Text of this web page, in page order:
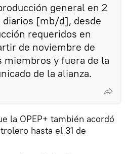
general en 2
[mb/d], desde
requeridos en
de noviembre de
miembros y fuera de la
de la alianza.
la OPEP+ también acordó
hasta el 31 de